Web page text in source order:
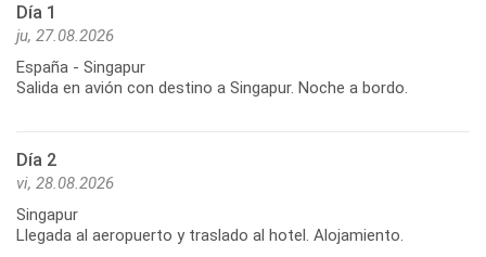
Día 1
ju, 27.08.2026
España - Singapur
Salida en avión con destino a Singapur. Noche a bordo.
Día 2
vi, 28.08.2026
Singapur
Llegada al aeropuerto y traslado al hotel. Alojamiento.